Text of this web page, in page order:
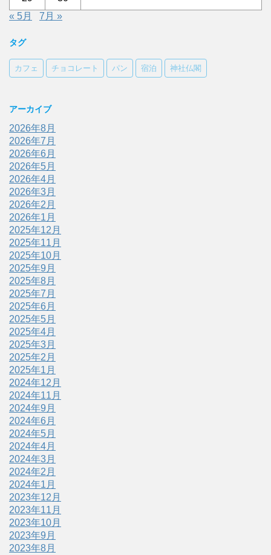
« 5月
7月 »
タグ
カフェ チョコレート パン 宿泊 神社仏閣
アーカイブ
2026年8月
2026年7月
2026年6月
2026年5月
2026年4月
2026年3月
2026年2月
2026年1月
2025年12月
2025年11月
2025年10月
2025年9月
2025年8月
2025年7月
2025年6月
2025年5月
2025年4月
2025年3月
2025年2月
2025年1月
2024年12月
2024年11月
2024年9月
2024年6月
2024年5月
2024年4月
2024年3月
2024年2月
2024年1月
2023年12月
2023年11月
2023年10月
2023年9月
2023年8月